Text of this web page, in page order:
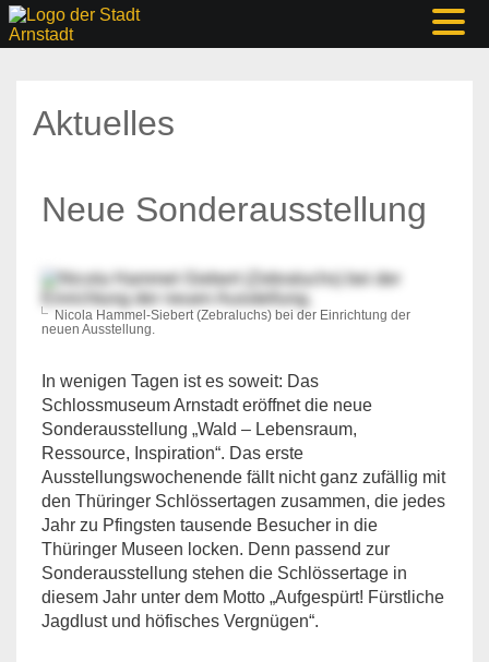
Aktuelles
Neue Sonderausstellung
Nicola Hammel-Siebert (Zebraluchs) bei der Einrichtung der
neuen Ausstellung.
In wenigen Tagen ist es soweit: Das
Schlossmuseum Arnstadt eröffnet die neue
Sonderausstellung „Wald – Lebensraum,
Ressource, Inspiration“. Das erste
Ausstellungswochenende fällt nicht ganz zufällig mit
den Thüringer Schlössertagen zusammen, die jedes
Jahr zu Pfingsten tausende Besucher in die
Thüringer Museen locken. Denn passend zur
Sonderausstellung stehen die Schlössertage in
diesem Jahr unter dem Motto „Aufgespürt! Fürstliche
Jagdlust und höfisches Vergnügen“.